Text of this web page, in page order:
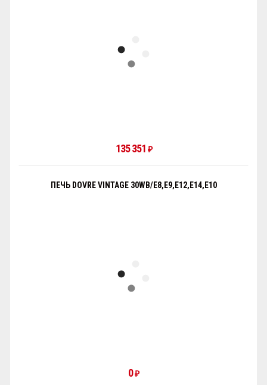
135 351 ₽
ПЕЧЬ DOVRE VINTAGE 30WB/E8,E9,E12,E14,E10
0₽